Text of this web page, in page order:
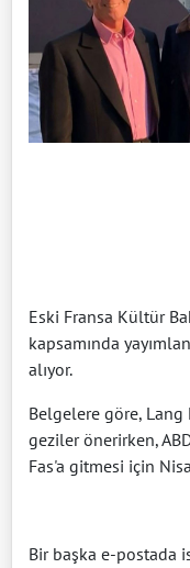
Eski Fransa Kültür
kapsamında
alıyor.
Belgelere göre,
geziler önerirken,
Fas'a gitmesi için
Bir başka e-postada